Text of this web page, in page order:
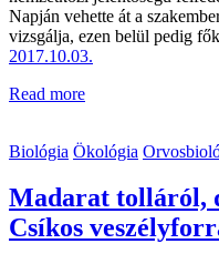
Napján vehette át a
vizsgálja, ezen belül pedig
2017.10.03.
Read more
Biológia Ökológia
Madarat tolláról,
Csíkos